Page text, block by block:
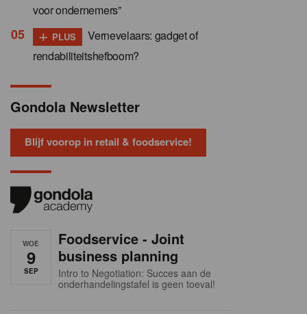
voor ondernemers”
+ PLUS
Vernevelaars: gadget of
rendabiliteitshefboom?
Gondola Newsletter
Blijf voorop in retail & foodservice!
WOE
9
SEP
Foodservice - Joint
business planning
Intro to Negotiation: Succes aan de
onderhandelingstafel is geen toeval!